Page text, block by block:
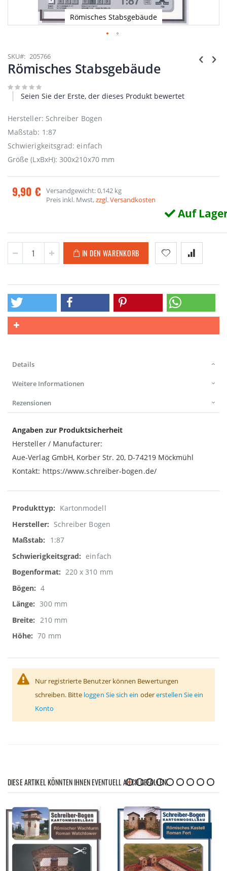
Römisches Stabsgebäude
Anfang
der
Bildgalerie
SKU 205766
Römisches Stabsgebäude
Seien Sie der Erste, der dieses Produkt bewertet
Hersteller: Schreiber Bogen
Maßstab: 1:87
Schwierigkeitsgrad: einfach
Größe (LxBxH): 300x210x70 mm
9,90 € Versandgewicht: 0,142 kg
Preis inkl. Mwst,zzgl. Versandkosten
Auf
IN DEN WARENKORB
Details
Weitere Informationen
Rezensionen
Angaben zur Produktsicherheit
Hersteller / Manufacturer:
Aue-Verlag GmbH, Korber Str. 20, D-74219 Möckmühl
Kontakt: https://www.schreiber-bogen.de/
Weitere
Informationen
Kartonmodell
Schreiber Bogen
1:87
einfach
220 x 310 mm
4
300 mm
210 mm
70 mm
Nur registrierte Benutzer können Bewertungen
schreiben. Bitte loggen Sie sich ein odererstellen Sie ein
Konto
DIESE ARTIKEL KÖNNTEN IHNEN EVENTUELL AUCH GEFALLEN!